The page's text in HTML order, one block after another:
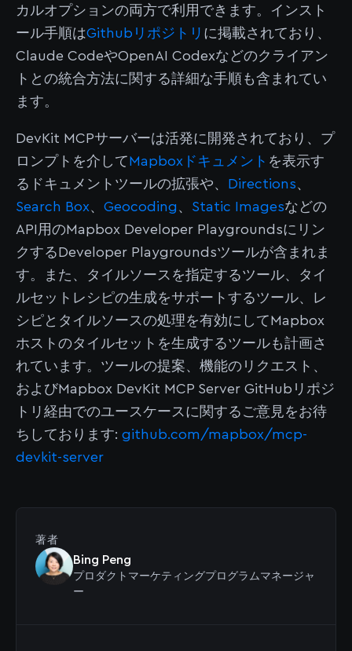
カルオプションの両方で利用できます。インスト
ール手順はGithubリポジトリ に掲載されており、
Claude CodeやOpenAI Codexなどのクライアン
トとの統合方法に関する詳細な手順も含まれてい
ます。
DevKit MCPサーバーは活発に開発されており、プ
ロンプトを介して Mapboxドキュメント を表示す
るドキュメントツールの拡張や、
Directions、
Search Box、 Geocoding、 Static Imagesなどの
API用のMapbox Developer Playgroundsにリン
クするDeveloper Playgroundsツールが含まれま
す。また、タイルソースを指定するツール、タイ
ルセットレシピの生成をサポートするツール、レ
シピとタイルソースの処理を有効にしてMapbox
ホストのタイルセットを生成するツールも計画さ
れています。ツールの提案、機能のリクエスト、
およびMapbox DevKit MCP Server GitHubリポジ
トリ経由でのユースケースに関するご意見をお待
ちしております: github.com/mapbox/mcp-
devkit-server
著者
Bing Peng
プロダクトマーケティングプログラムマネージャ
ー